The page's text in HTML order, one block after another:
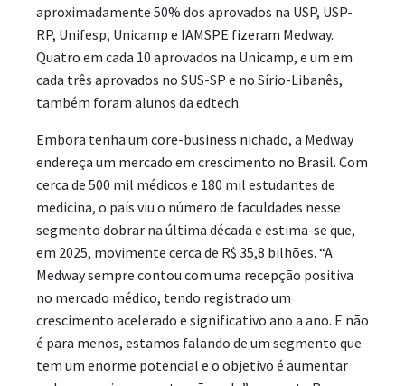
aproximadamente 50% dos aprovados na USP, USP-
RP, Unifesp, Unicamp e IAMSPE fizeram Medway.
Quatro em cada 10 aprovados na Unicamp, e um em
cada três aprovados no SUS-SP e no Sírio-Libanês,
também foram alunos da edtech.
Embora tenha um core-business nichado, a Medway
endereça um mercado em crescimento no Brasil. Com
cerca de 500 mil médicos e 180 mil estudantes de
medicina, o país viu o número de faculdades nesse
segmento dobrar na última década e estima-se que,
em 2025, movimente cerca de R$ 35,8 bilhões. “A
Medway sempre contou com uma recepção positiva
no mercado médico, tendo registrado um
crescimento acelerado e significativo ano a ano. E não
é para menos, estamos falando de um segmento que
tem um enorme potencial e o objetivo é aumentar